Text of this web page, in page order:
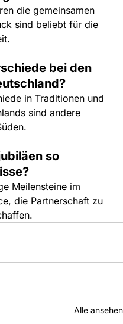
die gemeinsamen
sind beliebt für die
bei den
in Traditionen und
sind andere
so
Meilensteine im
die Partnerschaft zu
Alle ansehen